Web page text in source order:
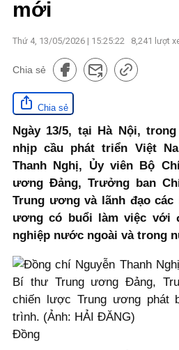
mới
Thứ 4, 13/05/2026 | 15:25:22 8,241 lượt
Chia sẻ
Chia sẻ
Ngày 13/5, tại Hà Nội,
nhịp cầu phát triển Việt
Thanh Nghị, Ủy viên Bộ
ương Đảng, Trưởng ban
Trung ương và lãnh đạo các
ương có buổi làm việc với
nghiệp nước ngoài và trong